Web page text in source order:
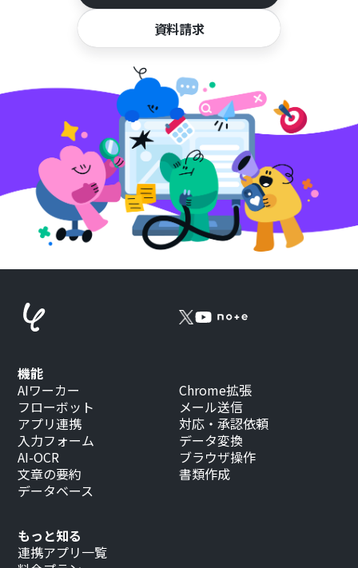
資料請求
もっと知る
連携アプリ一覧
機能
AIワーカー
フローボット
アプリ連携
入力フォーム
AI-OCR
文章の要約
データベース
Chrome拡張
メール送信
対応・承認依頼
データ変換
ブラウザ操作
書類作成